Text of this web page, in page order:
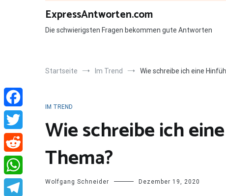
ExpressAntworten.com
Die schwierigsten Fragen bekommen gute Antworten
Startseite Im Trend Wie schreibe ich eine
IM TREND
Wie schreibe ich
Thema?
Wolfgang Schneider Dezember 19, 2020
Facebook
Twitter
Reddit
WhatsApp